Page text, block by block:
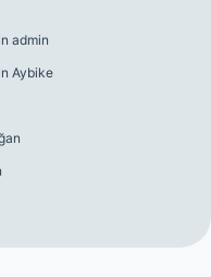
admin
Aybike